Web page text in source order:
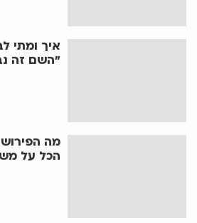
איך ומתי
"השם זה
מה
הכל על